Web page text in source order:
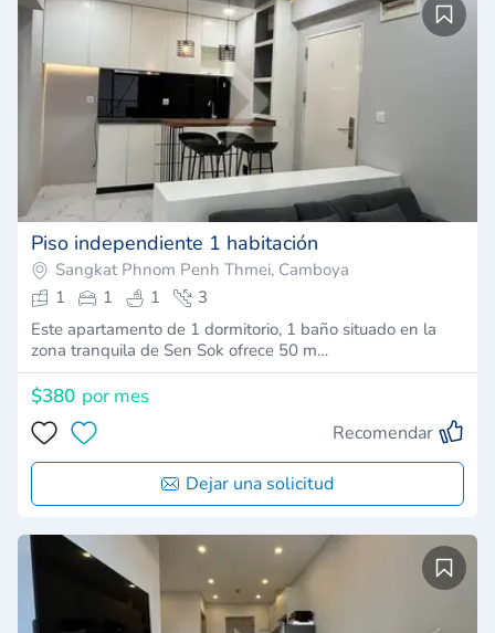
Piso independiente 1 habitación
Sangkat Phnom Penh Thmei, Camboya
1
1 1
3
Este apartamento de 1 dormitorio, 1 baño situado en la
zona tranquila de Sen Sok ofrece 50 m…
$380 por mes
Recomendar
Dejar una solicitud